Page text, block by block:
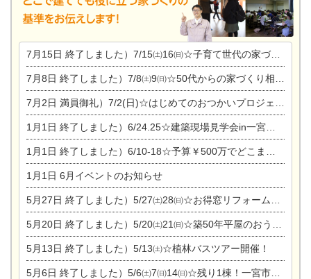
7月15日 終了しました）7/15㈯16㈰☆子育て世代の家づくり相談会
7月8日 終了しました）7/8㈯9㈰☆50代からの家づくり相談会
7月2日 満員御礼）7/2(日)☆はじめてのおつかいプロジェクト
1月1日 終了しました）6/24.25☆建築現場見学会in一宮市木曽川町
1月1日 終了しました）6/10-18☆予算￥500万でどこまでできるの？リフォーム相談会
1月1日 6月イベントのお知らせ
5月27日 終了しました）5/27㈯28㈰☆お得窓リフォーム個別相談会
5月20日 終了しました）5/20㈯21㈰☆築50年平屋のおうちリノベーション完成見学会
5月13日 終了しました）5/13㈯☆植林バスツアー開催！
5月6日 終了しました）5/6㈯7㈰14㈰☆残り1棟！一宮市限定モニター募集相談会(新築・建替え)